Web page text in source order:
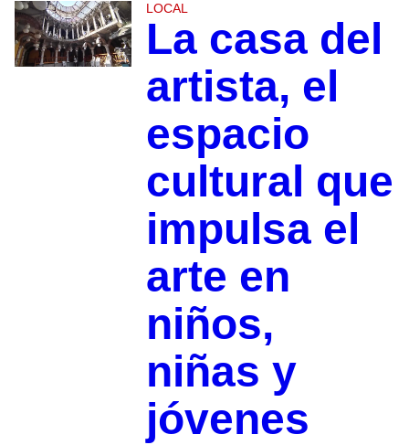
LOCAL
La casa del
artista, el
espacio
cultural que
impulsa el
arte en
niños,
niñas y
jóvenes